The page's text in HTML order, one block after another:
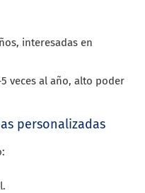
interesadas en
veces al año, alto poder
personalizadas